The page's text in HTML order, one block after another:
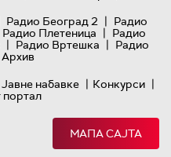
Радио Београд 2 | Радио
Радио Плетеница | Радио
| Радио Вртешка | Радио
Архив
Јавне набавке | Конкурси |
портал
МАПА САЈТА